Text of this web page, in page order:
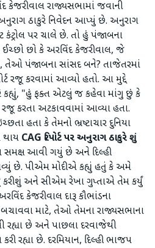
કેજરીવાલ રાજ્યસભામાં જવાની
ઠાકુરે નિવેદન આપ્યું છે. અનુરાગ
કંટ્રોલ પર ચાલે છે. તો હું પંજાબના
છો કે અરવિંદ કેજરીવાલ, જે
છે, તેઓ પંજાબના સાંસદ બને? તાજેતરમાં
રજૂ કરવામાં આવ્યો હતો. આ મુદ્દે
"હું ફક્ત એટલું જ કહેવા માંગુ છું કે
રજૂ કરતા અટકાવવામાં આવ્યા હતા.
હતા કે તેમનો ભ્રષ્ટાચાર દુનિયા
થાય CAG રિપોર્ટપરઅનુરાગ ઠાકુરેશું
સમક્ષ આવી ગયું છે અને દિલ્હી
છે. પીએમ મોદીએ કહ્યું હતું કે અમે
કરીશું અને સીએમ રેખા ગુપ્તાએ તેમ કર્યું
કેજરીવાલ દારૂ કૌભાંડના
બચાવવા માટે, તેઓ તેમના રાજ્યસભાના
રહ્યા છે અને પાછલા દરવાજેથી
રહ્યા છે. દરમિયાન, દિલ્હી ભાજપ